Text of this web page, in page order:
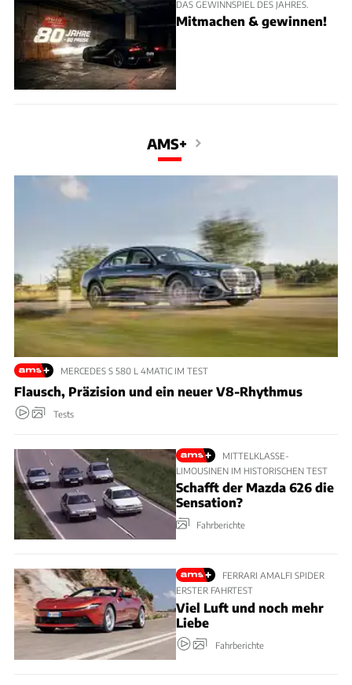
DAS GEWINNSPIEL DES JAHRES.
Mitmachen & gewinnen!
AMS+
MERCEDES S 580 L 4MATIC IM TEST
Flausch, Präzision und ein neuer V8-Rhythmus
Tests
MITTELKLASSE-
LIMOUSINEN IM HISTORISCHEN TEST
Schafft der Mazda 626 die
Sensation?
Fahrberichte
FERRARI AMALFI SPIDER
ERSTER FAHRTEST
Viel Luft und noch mehr
Liebe
Fahrberichte